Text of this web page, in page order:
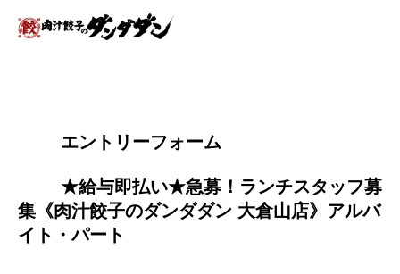
        エントリーフォーム
集《肉汁餃子のダンダダン 大倉山店》アルバ
イト・パート